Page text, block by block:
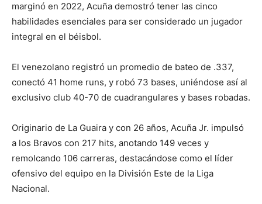
marginó en 2022, Acuña demostró tener las cinco
habilidades esenciales para ser considerado un jugador
integral en el béisbol.
El venezolano registró un promedio de bateo de .337,
conectó 41 home runs, y robó 73 bases, uniéndose así al
exclusivo club 40-70 de cuadrangulares y bases robadas.
Originario de La Guaira y con 26 años, Acuña Jr. impulsó
a los Bravos con 217 hits, anotando 149 veces y
remolcando 106 carreras, destacándose como el líder
ofensivo del equipo en la División Este de la Liga
Nacional.